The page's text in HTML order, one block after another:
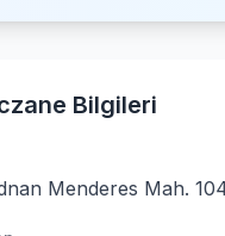
Bilgileri
Menderes Mah.